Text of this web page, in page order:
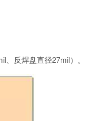
反焊盘直径27mil）。